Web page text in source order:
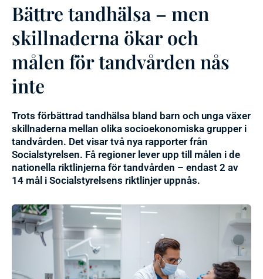
Bättre tandhälsa – men
skillnaderna ökar och
målen för tandvården nås
inte
Trots förbättrad tandhälsa bland barn och unga växer
skillnaderna mellan olika socioekonomiska grupper i
tandvården. Det visar två nya rapporter från
Socialstyrelsen. Få regioner lever upp till målen i de
nationella riktlinjerna för tandvården – endast 2 av
14 mål i Socialstyrelsens riktlinjer uppnås.